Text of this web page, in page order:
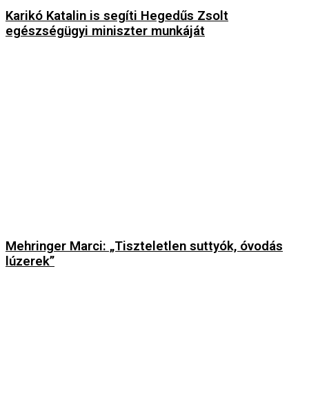
Karikó Katalin is segíti Hegedűs Zsolt
egészségügyi miniszter munkáját
Mehringer Marci: „Tiszteletlen suttyók, óvodás
lúzerek”